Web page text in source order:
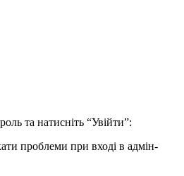
та натисніть “Увійти”:
проблеми при вході в адмін-